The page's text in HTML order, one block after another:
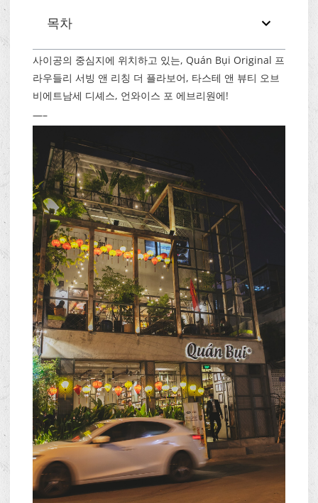
목차
사이공의 중심지에 위치하고 있는, Quán Bụi Original 프
라우들리 서빙 앤 리칭 더 플라보어, 타스테 앤 뷰티 오브
비에트남세 디셰스, 언와이스 포 에브리원에!
—–